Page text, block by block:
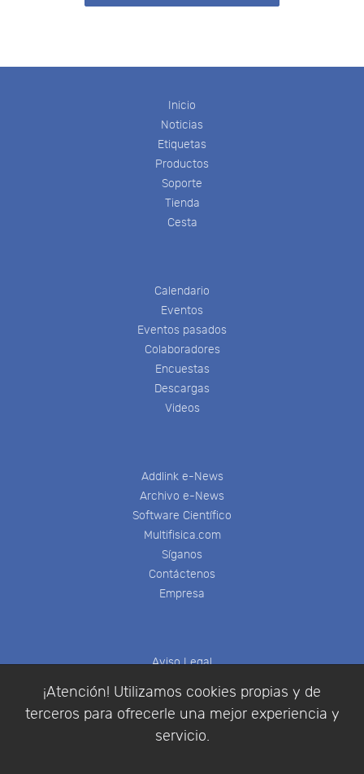
¡Atención! Utilizamos cookies propias y de
terceros para ofrecerle una mejor experiencia y
servicio.
Inicio
Noticias
Etiquetas
Productos
Soporte
Tienda
Cesta
Calendario
Eventos
Eventos pasados
Colaboradores
Encuestas
Descargas
Videos
Addlink e-News
Archivo e-News
Software Científico
Multifisica.com
Síganos
Contáctenos
Empresa
Aviso Legal
Política de Privacidad
Condiciones de compra
Identificarse